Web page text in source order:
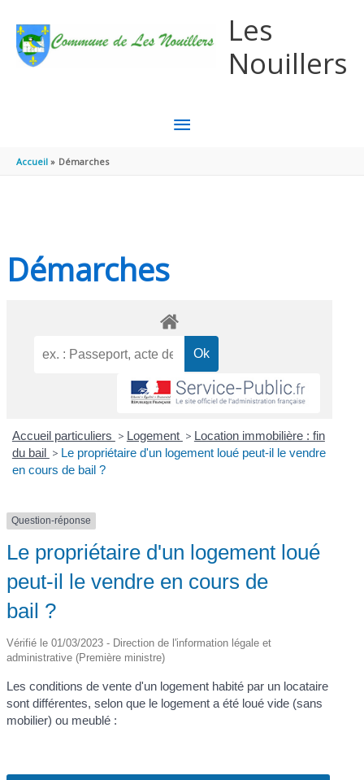
Les
Nouillers
MENU
Accueil Démarches
Démarches
Accueil particuliers > Logement > Location immobilière : fin
du bail > Le propriétaire d'un logement loué peut-il le vendre
en cours de bail ?
Question-réponse
Le propriétaire d'un logement loué
peut-il le vendre en cours de
bail ?
Vérifié le 01/03/2023 - Direction de l'information légale et
administrative (Première ministre)
Les conditions de vente d'un logement habité par un locataire
sont différentes, selon que le logement a été loué vide (sans
mobilier) ou meublé :